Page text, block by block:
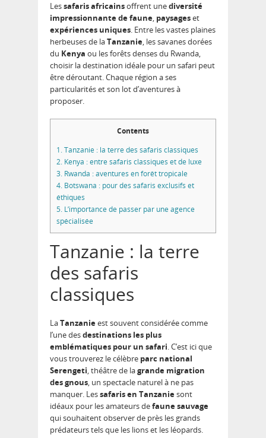
Lessafaris africainsoffrent unediversité
impressionnante de faune, paysageset
expériences uniques. Entre les vastes plaines
herbeuses de laTanzanie, les savanes dorées
du Kenya ou les forêts denses du Rwanda,
choisir la destination idéale pour un safari peut
être déroutant. Chaque région a ses
particularités et son lot d’aventures à
proposer.
Contents
1.Tanzanie : la terre des safaris classiques
2. Kenya : entre safaris classiques et de luxe
3. Rwanda : aventures en forêt tropicale
4. Botswana : pour des safaris exclusifs et
éthiques
5. L’importance de passer par une agence
spécialisée
Tanzanie : la terre
des safaris
classiques
LaTanzanieest souvent considérée comme
l’une desdestinations les plus
emblématiques pour un safari. C’est ici que
vous trouverez le célèbre parc national
Serengeti, théâtre de lagrande migration
des gnous, un spectacle naturel à ne pas
manquer. Lessafaris en Tanzaniesont
idéaux pour les amateurs defaune sauvage
qui souhaitent observer de près les grands
prédateurs tels que les lions et les léopards.